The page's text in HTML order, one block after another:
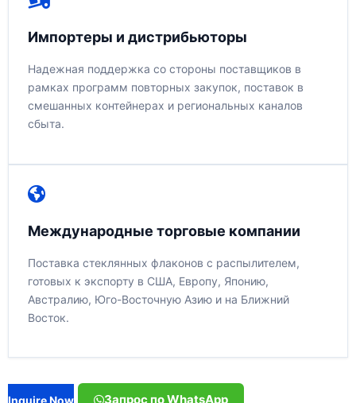
Импортеры и дистрибьюторы
Надежная поддержка со стороны поставщиков в
рамках программ повторных закупок, поставок в
смешанных контейнерах и региональных каналов
сбыта.
Международные торговые компании
Поставка стеклянных флаконов с распылителем,
готовых к экспорту в США, Европу, Японию,
Австралию, Юго-Восточную Азию и на Ближний
Восток.
Inquire Now Запрос по WhatsApp